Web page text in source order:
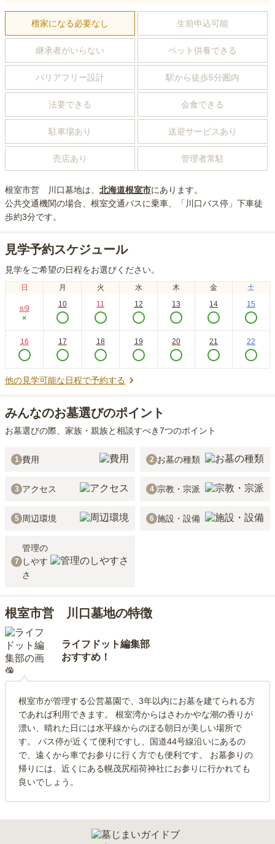
檀家になる必要なし 生前申込可能
継承者がいらない ペット供養できる
バリアフリー設計 駅から徒歩5分圏内
法要できる 会食できる
駐車場あり 送迎サービスあり
売店あり 管理者常駐
根室市営 川口墓地は、 北海道根室市にあり ます。
公共交通機関の場合 、根室交通バスに乗車、「川口バス停」下車徒
歩約3分です。
見学予約スケジュール
見学をご希望の日程をお選びください。
日 月 火 水 木 金 土
8/9
×
10 11 12 13 14 15
16 17 18 19 20 21 22
他の見学可能な日程で予約する
みんなのお墓選びのポイント
お墓選びの際、家族・親族と相談すべき7つのポイント
1 費用 2 お墓の種類
3 アクセス 4 宗教・宗派
5 周辺環境 6 施設・設備
7
管理の
しやす
さ
根室市営 川口墓地の特徴
ライフドット編集部
おすすめ！
根室市が管理する公営墓園で、3年以内にお墓を建てられる方
であれば利用できます。 根室湾からはさわかやな潮の香りが
漂い、晴れた日には水平線からのぼる朝日が美しい場所で
す。 バス停が近くて便利ですし、国道44号線沿いにあるの
で、遠くから車でお参りに行く方でも便利です。 お墓参りの
帰りには、近くにある幌茂尻稲荷神社にお参りに行かれても
良いでしょう。